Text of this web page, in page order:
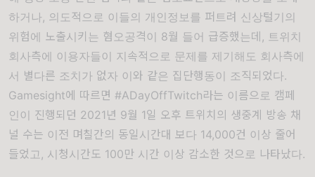
하거나, 의도적으로 이들의 개인정보를 퍼트려 신상털기의
위험에 노출시키는 혐오 공격이 8월 들어 급증했는데 , 트위치
회사측에 이용자들이 지속적으로 문제를 제기해도 회사측에
서 별다른 조치가 없자 이와 같은 집단행동이 조직되었다.
Gamesight에 따르면 #ADayOffTwitch라는 이름으로 캠페
인이 진행되던 2021 년 9월 1일 오후 트위치의 생중계 방송 채
널 수는 이전 며칠간의 동일시간대 보다 14,000건 이상 줄어
들었고 , 시청시간도 100만 시간 이상 감소한 것으로 나타났다.